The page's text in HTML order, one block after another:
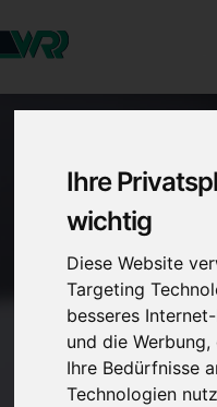
Ihre
wichtig
Diese Website
Targeting
besseres
und die
Ihre Bedürfnisse
Technologien